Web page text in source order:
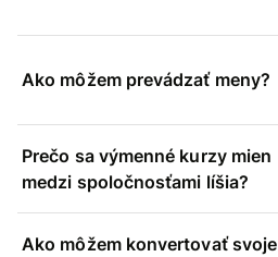
Ako môžem prevádzať meny?
Prečo sa výmenné kurzy mien
medzi spoločnosťami líšia?
Ako môžem konvertovať svoje